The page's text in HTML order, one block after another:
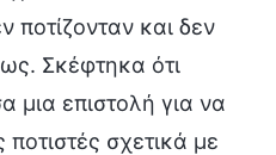
ποτίζονταν και δεν
Σκέφτηκα ότι
επιστολή για να
σχετικά με